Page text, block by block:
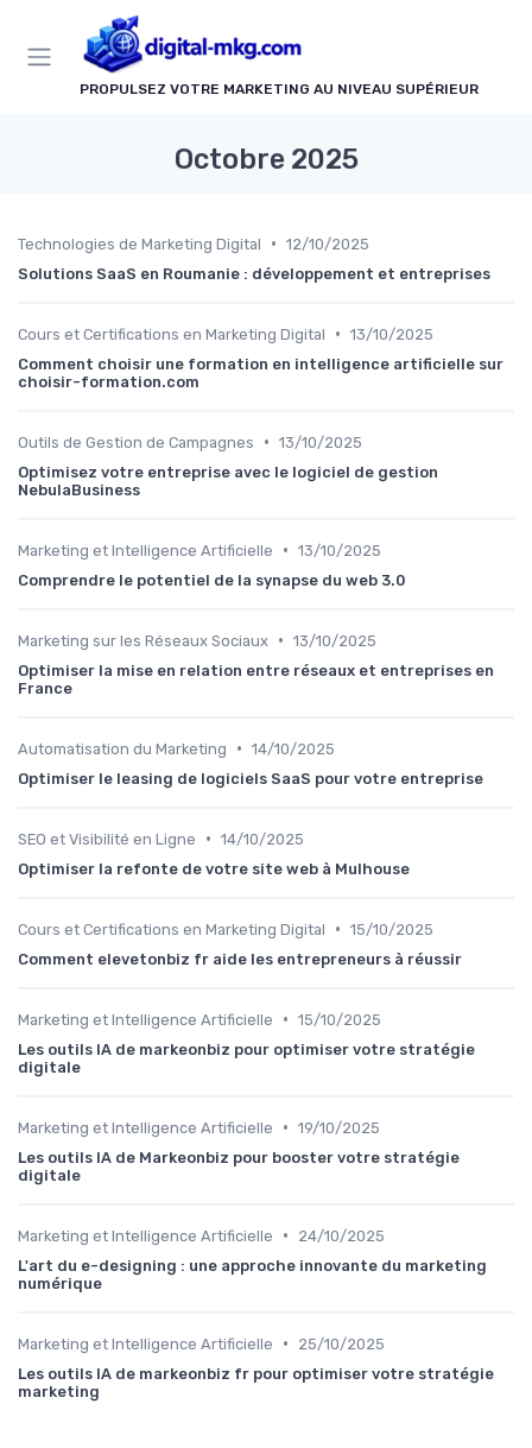
PROPULSEZ VOTRE MARKETING AU NIVEAU SUPÉRIEUR
Octobre 2025
Technologies de Marketing Digital • 12/10/2025
Solutions SaaS en Roumanie : développement et entreprises
Cours et Certifications en Marketing Digital • 13/10/2025
Comment choisir une formation en intelligence artificielle sur
choisir-formation.com
Outils de Gestion de Campagnes • 13/10/2025
Optimisez votre entreprise avec le logiciel de gestion
NebulaBusiness
Marketing et Intelligence Artificielle • 13/10/2025
Comprendre le potentiel de la synapse du web 3.0
Marketing sur les Réseaux Sociaux • 13/10/2025
Optimiser la mise en relation entre réseaux et entreprises en
France
Automatisation du Marketing • 14/10/2025
Optimiser le leasing de logiciels SaaS pour votre entreprise
SEO et Visibilité en Ligne • 14/10/2025
Optimiser la refonte de votre site web à Mulhouse
Cours et Certifications en Marketing Digital • 15/10/2025
Comment elevetonbiz fr aide les entrepreneurs à réussir
Marketing et Intelligence Artificielle • 15/10/2025
Les outils IA de markeonbiz pour optimiser votre stratégie
digitale
Marketing et Intelligence Artificielle • 19/10/2025
Les outils IA de Markeonbiz pour booster votre stratégie
digitale
Marketing et Intelligence Artificielle •
24/10/2025
L'art du e-designing : une approche innovante du marketing
numérique
Marketing et Intelligence Artificielle •
25/10/2025
Les outils IA de markeonbiz fr pour optimiser votre stratégie
marketing
Panneau de gestion des cookies